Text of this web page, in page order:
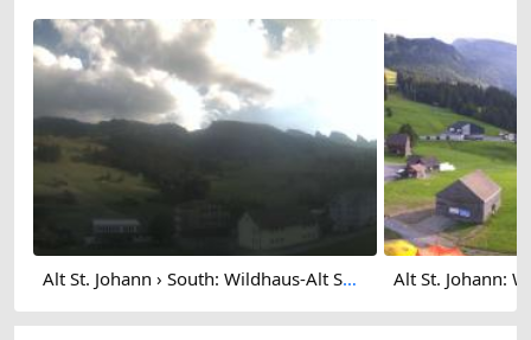
Alt St. Johann › South: Wildhaus-Alt Saint Johann